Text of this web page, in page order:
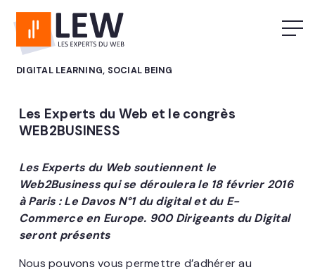
DIGITAL LEARNING, SOCIAL BEING
Les Experts du Web et le congrès
WEB2BUSINESS
Les Experts du Web soutiennent le
Web2Business qui se déroulera le 18 février 2016
à Paris : Le Davos N°1 du digital et du E-
Commerce en Europe. 900 Dirigeants du Digital
seront présents
Nous pouvons vous permettre d’adhérer au